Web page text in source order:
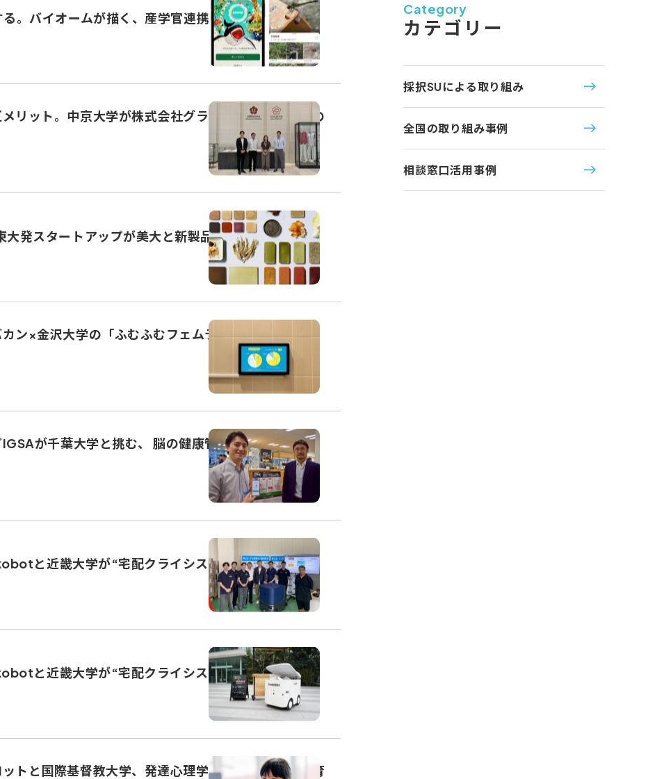
。バイオームが描く、産学官連携のあり方
リット。中京大学が株式会社グラファーのサービスの
発スタートアップが美大と新製品を開発
×金沢大学の「ふむふむフェムテック」実証プロジ
が千葉大学と挑む、 脳の健康管理アプリの開発・
と近畿大学が“宅配クライシス”解消を模索②
と近畿大学が“宅配クライシス”解消を模索①
トと国際基督教大学、発達心理学で切り拓く幼児教育
Category
カテゴリー
採択SUによる取り組み
全国の取り組み事例
相談窓口活用事例